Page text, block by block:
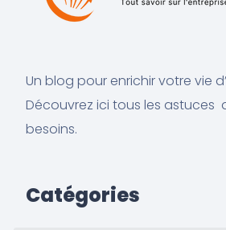
Un blog pour enrichir votre vie
Découvrez ici tous les astuces
besoins.
Catégories